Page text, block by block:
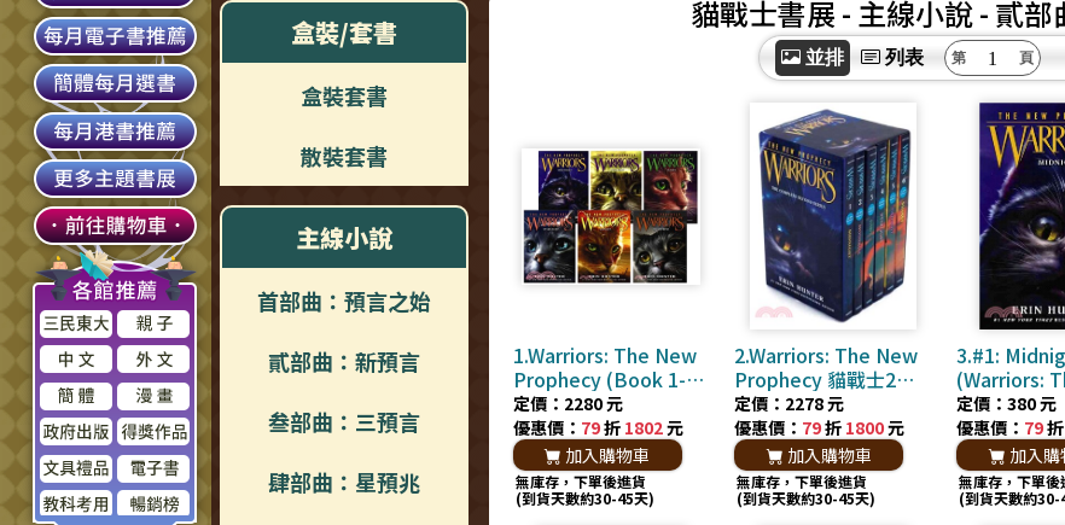
盒裝/套書
盒裝套書
散裝套書
主線小說
首部曲：預言之始
貳部曲：新預言
叁部曲：三預言
肆部曲：星預兆
貓戰士書展 - 主線小說- 貳部
並排 列表
1.Warriors: The New
Prophecy (Book 1-6)
(共6本) 貓戰士2部曲
定價：2280 元
優惠價： 79折 1802元
加入購物車
無庫存，下單後進貨
(到貨天數約30-45天)
2.Warriors: The New
Prophecy 貓戰士2部
曲 (Boxed Set)(共 6
本)
定價：2278 元
優惠價： 79折 1800元
加入購物車
無庫存，下單後進貨
(到貨天數約30-45天)
3.#1:
(Warriors:
Prophecy)
定價：380 元
優惠價： 79折
加入購
無庫存，下單後
(到貨天數約30-